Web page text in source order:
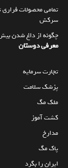
سرکش
چگونه از داغ شدن
معرفی دوستان
تجارت سرمایه
پزشک سلامت
ملک مگ
کشت آموز
مدارخ
پاک مگ
ایران را بگرد